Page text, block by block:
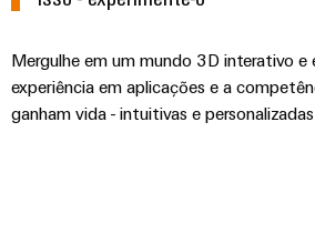
comprovada
energia
Fabricantes
de
de
Automação
transdutores
medição
Fontes
Opções
Eventos
e
Mergulhe em um mundo 3D interativo e
experiência em aplicações e a
ganham vida - intuitivas e